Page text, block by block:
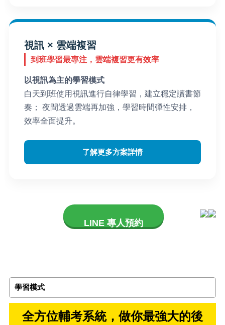
視訊 × 雲端複習
到班學習最專注，雲端複習更有效率
以視訊為主的學習模式
白天到班使用視訊進行自律學習，建立穩定讀書節
奏； 夜間透過雲端再加強，學習時間彈性安排，
效率全面提升。
了解更多方案詳情
LINE 專人預約
學習模式
全方位輔考系統，做你最強大的後